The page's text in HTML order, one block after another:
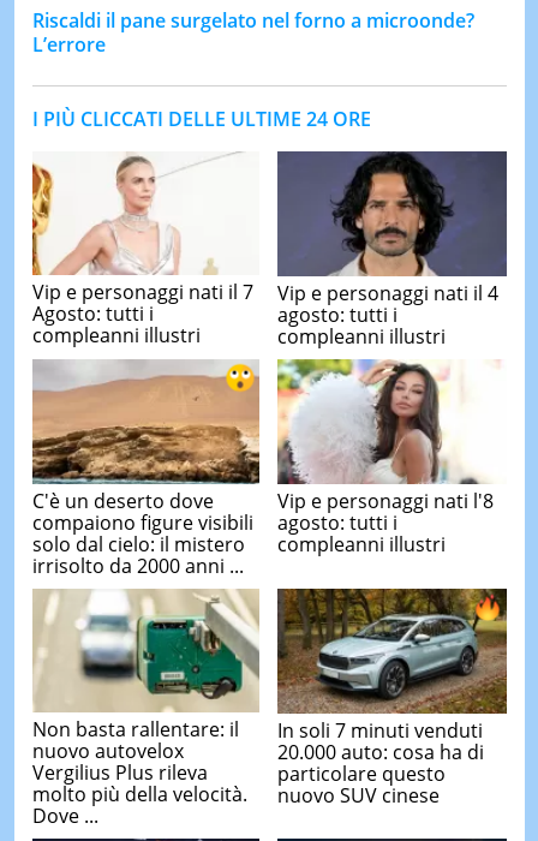
Riscaldi il pane surgelato nel forno a microonde?
L’errore
I PIÙ CLICCATI DELLE ULTIME 24 ORE
Vip e personaggi nati il 7
Agosto: tutti i
compleanni illustri
Vip e personaggi nati il 4
agosto: tutti i
compleanni illustri
C'è un deserto dove
compaiono figure visibili
solo dal cielo: il mistero
irrisolto da 2000 anni ...
Vip e personaggi nati l'8
agosto: tutti i
compleanni illustri
Non basta rallentare: il
nuovo autovelox
Vergilius Plus rileva
molto più della velocità.
Dove ...
In soli 7 minuti venduti
20.000 auto: cosa ha di
particolare questo
nuovo SUV cinese